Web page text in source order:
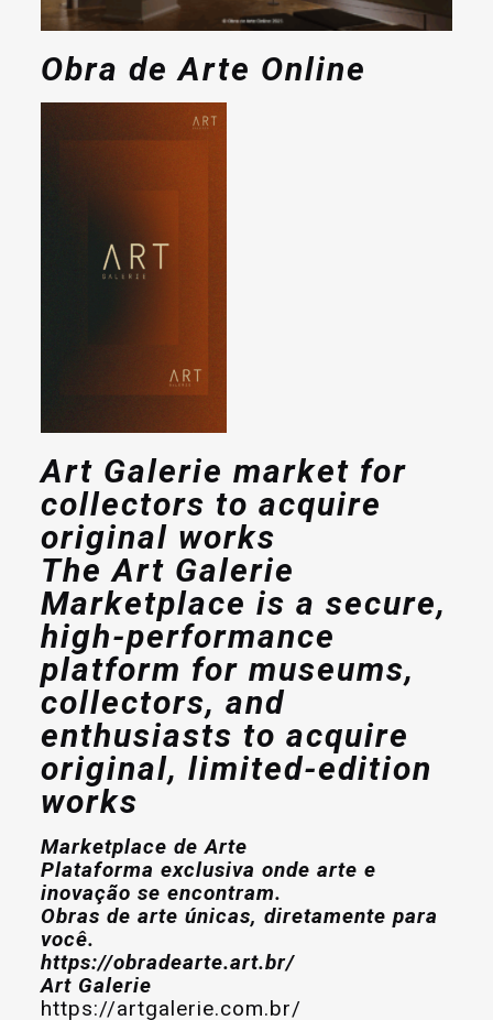
Obra de Arte Online
Art Galerie market for
collectors to acquire
original works
The Art Galerie
Marketplace is a secure,
high-performance
platform for museums,
collectors, and
enthusiasts to acquire
original, limited-edition
works
Marketplace de Arte
Plataforma exclusiva onde arte e
inovação se encontram.
Obras de arte únicas, diretamente para
você.
https://obradearte.art.br/
Art Galerie
https://artgalerie.com.br/